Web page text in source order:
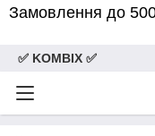
Замовлення до
✅ KOMBIX ✅